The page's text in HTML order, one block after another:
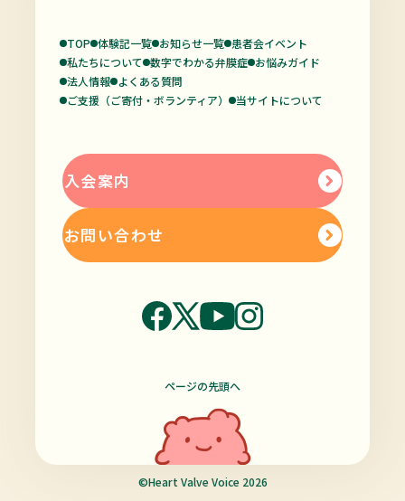
TOP 体験記一覧 お知らせ一覧 患者会イベント
私たちについて 数字でわかる弁膜症 お悩みガイド
法人情報 よくある質問
ご支援（ご寄付・ボランティア）
当サイトについて
入会案内
お問い合わせ
ページの先頭へ
©Heart Valve Voice 2026